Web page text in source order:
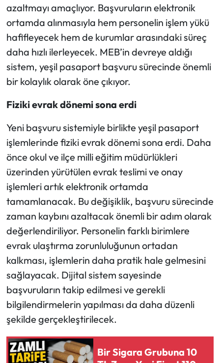
azaltmayı amaçlıyor. Başvuruların elektronik
ortamda alınmasıyla hem personelin işlem yükü
hafifleyecek hem de kurumlar arasındaki süreç
daha hızlı ilerleyecek. MEB’in devreye aldığı
sistem, yeşil pasaport başvuru sürecinde önemli
bir kolaylık olarak öne çıkıyor.
Fiziki evrak dönemi sona erdi
Yeni başvuru sistemiyle birlikte yeşil pasaport
işlemlerinde fiziki evrak dönemi sona erdi. Daha
önce okul ve ilçe milli eğitim müdürlükleri
üzerinden yürütülen evrak teslimi ve onay
işlemleri artık elektronik ortamda
tamamlanacak. Bu değişiklik, başvuru sürecinde
zaman kaybını azaltacak önemli bir adım olarak
değerlendiriliyor. Personelin farklı birimlere
evrak ulaştırma zorunluluğunun ortadan
kalkması, işlemlerin daha pratik hale gelmesini
sağlayacak. Dijital sistem sayesinde
başvuruların takip edilmesi ve gerekli
bilgilendirmelerin yapılması da daha düzenli
şekilde gerçekleştirilecek.
Bir Sigara Grubuna 10